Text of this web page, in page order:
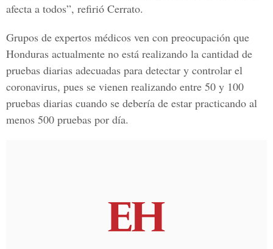
afecta a todos”, refirió Cerrato.
Grupos de expertos médicos ven con preocupación que
Honduras actualmente no está realizando la cantidad de
pruebas diarias adecuadas para detectar y controlar el
coronavirus, pues se vienen realizando entre 50 y 100
pruebas diarias cuando se debería de estar practicando al
menos 500 pruebas por día.